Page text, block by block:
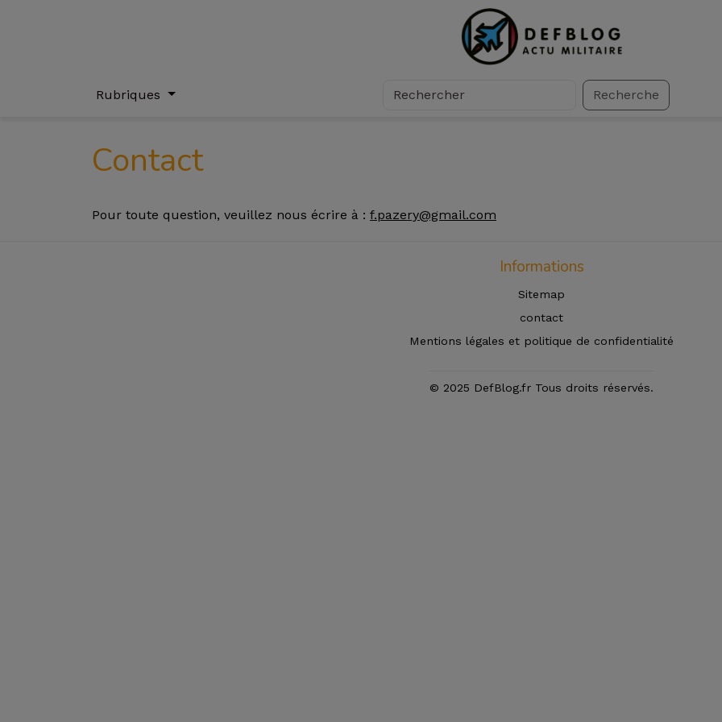
Rubriques Recherche
Contact
Pour toute question, veuillez nous écrire à : f.pazery@gmail.com
Informations
Sitemap
contact
Mentions légales et politique de confidentialité
© 2025 DefBlog.fr Tous droits réservés.